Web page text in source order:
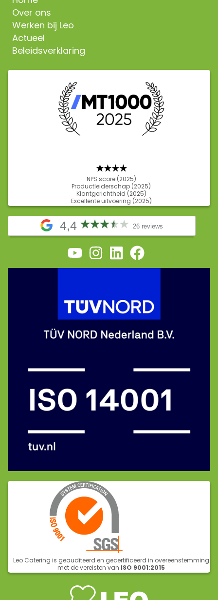
Over ons
Werken bij Leo
Actueel
Beleidsverklaring
★★★★
NPS score (2025)
Productleiderschap (2025)
Klantgerichtheid (2025)
Excellente uitvoering (2025)
4,4 26 reviews
Leo Catering is geauditeerd en gecertificeerd in overeenstemming
met de vereisten van ISO 9001:2015